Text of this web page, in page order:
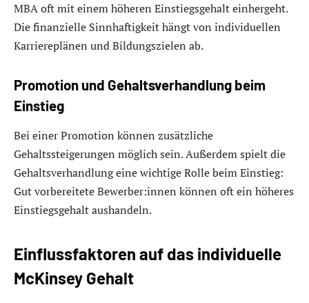
MBA oft mit einem höheren Einstiegsgehalt einhergeht.
Die finanzielle Sinnhaftigkeit hängt von individuellen
Karriereplänen und Bildungszielen ab.
Promotion und Gehaltsverhandlung beim
Einstieg
Bei einer Promotion können zusätzliche
Gehaltssteigerungen möglich sein. Außerdem spielt die
Gehaltsverhandlung eine wichtige Rolle beim Einstieg:
Gut vorbereitete Bewerber:innen können oft ein höheres
Einstiegsgehalt aushandeln.
Einflussfaktoren auf das individuelle
McKinsey Gehalt